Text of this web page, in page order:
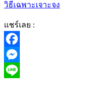
วิธีเฉพาะเจาะจง
แชร์เลย :
Facebook
Messenger